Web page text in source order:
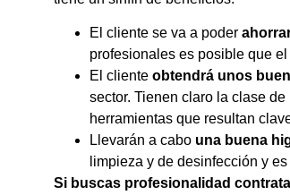
El cliente se va a poder
profesionales es posible que
El cliente obtendrá unos
sector. Tienen claro la clase
herramientas que resultan
Llevarán a cabo una buena
limpieza y de desinfección y
Si buscas profesionalidad